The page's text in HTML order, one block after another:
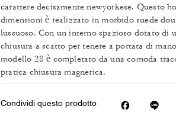
carattere decisamente newyorkese. Questo
dimensioni è realizzato in morbido suede
lussuoso. Con un interno spazioso dotato di
chiusura a scatto per tenere a portata di
modello 28 è completato da una comoda
pratica chiusura magnetica.
Condividi questo prodotto